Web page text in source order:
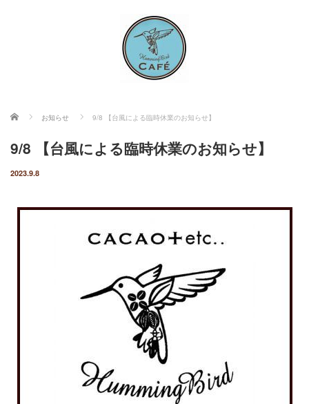
ホーム お知らせ 9/8 【台風による臨時休業のお知らせ】
9/8 【台風による臨時休業のお知らせ】
2023.9.8